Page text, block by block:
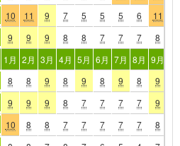
10 11 9 7 5 5 5 6 11
9 9 9 8 8 7 7 7 8
1月 2月 3月 4月 5月 6月 7月 8月 9月
8 8 9 8 9 8 9 8 9
9 9 9 8 7 7 7 7 9
10 8 8 7 7 7 7 7 8